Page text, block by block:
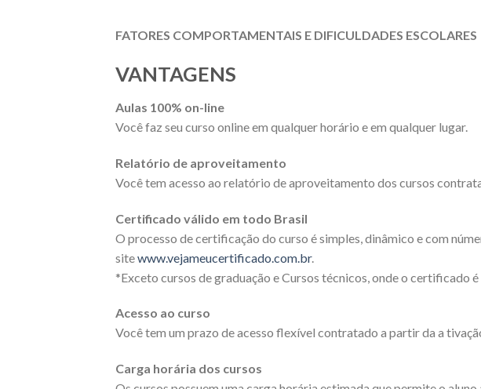
FATORES COMPORTAMENTAIS E DIFICULDADES ESCOLARES
VANTAGENS
Aulas 100% on-line
Você faz seu curso online em qualquer horário e em qualquer lugar.
Relatório de aproveitamento
Você tem acesso ao relatório de aproveitamento dos cursos
Certificado válido em todo Brasil
O processo de certificação do curso é simples, dinâmico e com
sitewww.vejameucertificado.com.br.
*Exceto cursos de graduação e Cursos técnicos, onde o certificado
Acesso ao curso
Você tem um prazo de acesso flexível contratado a partir da a
Carga horária dos cursos